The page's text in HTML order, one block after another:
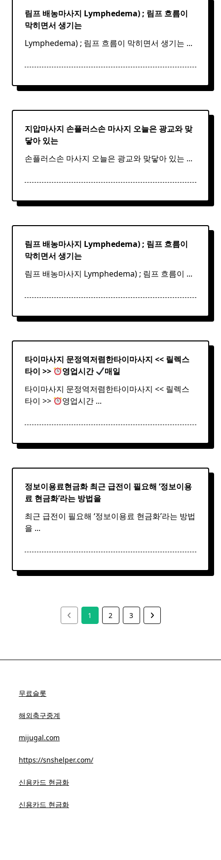
림프 배농마사지 Lymphedema) ; 림프 흐름이
막히면서 생기는
Lymphedema) ; 림프 흐름이 막히면서 생기는 ...
지압마사지 손플러스손 마사지 오늘은 광교와 맞
닿아 있는
손플러스손 마사지 오늘은 광교와 맞닿아 있는 ...
림프 배농마사지 Lymphedema) ; 림프 흐름이
막히면서 생기는
림프 배농마사지 Lymphedema) ; 림프 흐름이 ...
타이마사지 문정역저렴한타이마사지 << 릴렉스
타이 >> 영업시간
매일
타이마사지 문정역저렴한타이마사지 << 릴렉스
타이 >>
영업시간 ...
정보이용료현금화 최근 급전이 필요해 ‘정보이용
료 현금화’라는 방법을
최근 급전이 필요해 ‘정보이용료 현금화’라는 방법
을 ...
1 2 3
무료슬롯
해외축구중계
mijugal.com
https://snshelper.com/
신용카드 현금화
신용카드 현금화